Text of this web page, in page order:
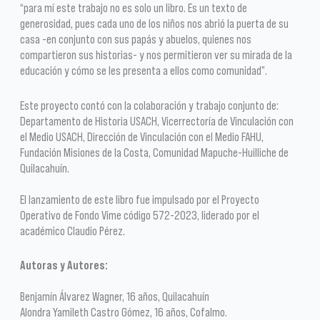
“para mí este trabajo no es solo un libro. Es un texto de
generosidad, pues cada uno de los niños nos abrió la puerta de su
casa -en conjunto con sus papás y abuelos, quienes nos
compartieron sus historias- y nos permitieron ver su mirada de la
educación y cómo se les presenta a ellos como comunidad”.
Este proyecto contó con la colaboración y trabajo conjunto de:
Departamento de Historia USACH, Vicerrectoría de Vinculación con
el Medio USACH, Dirección de Vinculación con el Medio FAHU,
Fundación Misiones de la Costa, Comunidad Mapuche-Huilliche de
Quilacahuín.
El lanzamiento de este libro fue impulsado por el Proyecto
Operativo de Fondo Vime código 572-2023, liderado por el
académico Claudio Pérez.
Autoras y Autores:
Benjamín Álvarez Wagner, 16 años, Quilacahuín
Alondra Yamileth Castro Gómez, 16 años, Cofalmo.